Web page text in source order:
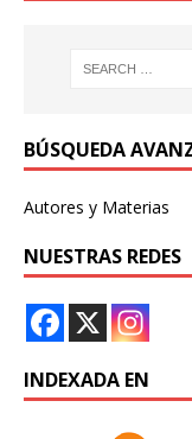
BÚSQUEDA
Autores y Materias
NUESTRAS REDES
INDEXADA EN